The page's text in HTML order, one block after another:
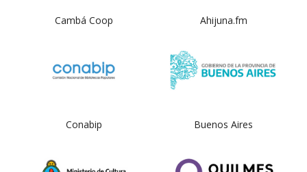
Cambá Coop Ahijuna.fm
Conabip Buenos Aires